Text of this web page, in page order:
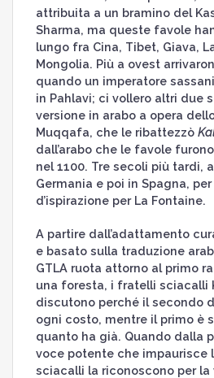
attribuita a un bramino del
Sharma, ma queste favole
lungo fra Cina, Tibet, Giava,
Mongolia. Più a ovest
quando un imperatore
in Pahlavi; ci vollero altri due
versione in arabo a opera
Muqqafa, che le ribattezzò
dall’arabo che le favole
nel 1100. Tre secoli più tardi,
Germania e poi in Spagna,
d’ispirazione per La Fontaine.
A partire dall’adattamento
e basato sulla traduzione
GTLA ruota attorno al primo
una foresta, i fratelli sciacalli
discutono perché il secondo
ogni costo, mentre il primo è
quanto ha già. Quando dalla
voce potente che impaurisce
sciacalli la riconoscono per la